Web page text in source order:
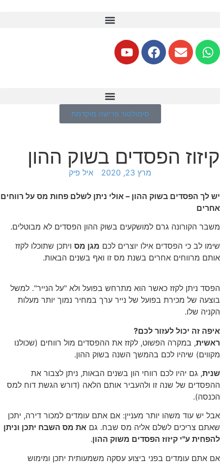
סימולטור פרישה מוקדמת
קיזוז הפסדים בשוק ההון
מרץ 23, 2020 איל פיק
יש לך הפסדים בשוק ההון – אולי ניתן לשלם פחות מס על רווחים
אחרים
משבר הקורונה גרם למושקעים בשוק ההון הפסדים לא מבוטלים.
שימו לב כי הפסדים אילו יוצרים לכם מגן מס ויתכן שתוכלו לקזז
אותם מרווחים אחרים בשנת מס זו ואף בשנים הבאות.
הפסד ניתן לקזז כאשר הוא מתרחש בפועל ולא "על הנייר". למשל
בוצעה של מכירת בפועל של נייר ערך במחיר נמוך יותר מעלות
הקניה שלו.
איפה זה יכול לעזור לכם?
ראשית, במקרה הפשוט, לקזז את ההפסדים מול רווחים (שכולנו
מקווים) שיהיו לכם בהמשך השנה בשוק ההון.
שנית, גם יהיו לכם רווחי הון בשנים הבאות, ניתן לצבור את
ההפסדים של שנה זו ולהעביר אותם הלאה (דורש הגשת דוח למס
הכנסה).
אבל יש עוד משהו יותר מעניין: אם אתם עומדים למכור דירה, יתכן
שאתם צריכים לשלם אליה מס שבח. גם את מס השבח יתכן וניתן
להפחית ע"י קיזוז הפסדים משוק ההון.
אם אתם עומדים בפני ביצוע עסקה משמעותית יתכן ומימוש